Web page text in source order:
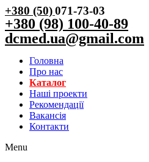
+380 (50)071-73-03
+380 (98) 100-40-89
dcmed.ua@gmail.com
Головна
Про нас
Каталог
Нашi проекти
Рекомендації
Вакансiя
Контакти
Menu